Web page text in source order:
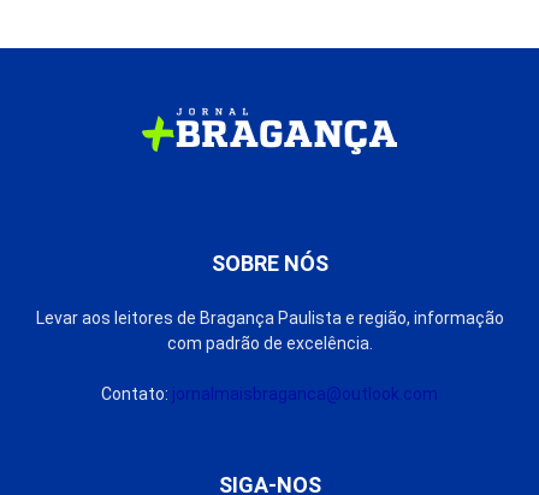
SOBRE NÓS
Levar aos leitores de Bragança Paulista e região, informação
com padrão de excelência.
Contato: jornalmaisbraganca@outlook.com
SIGA-NOS